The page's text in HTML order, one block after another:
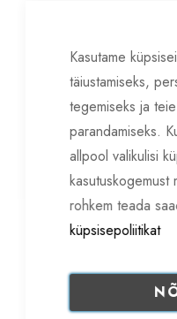
Kasutame
täiustamiseks,
tegemiseks ja
parandamiseks.
allpool valikulisi
kasutuskogemust
rohkem teada
küpsisepoliitikat